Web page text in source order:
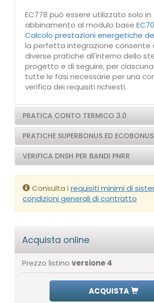
EC778 può essere utilizzato solo in
abbinamento al modulo base
Calcolo prestazioni energetiche
la perfetta integrazione consente
diverse pratiche all'interno dello
progetto e di seguire, per
tutte le fasi necessarie per una
verifica dei requisiti richiesti.
PRATICA CONTO TERMICO 3.0
PRATICHE SUPERBONUS ED ECOBONUS
VERIFICA DNSH PER BANDI PNRR
Consulta i requisiti minimi di
condizioni generali di contratto
Acquista online
Prezzo listino versione 4
ACQUISTA